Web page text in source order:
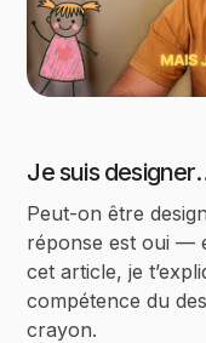
Je suis
Peut-on être
réponse est oui —
cet article, je
compétence du
crayon.